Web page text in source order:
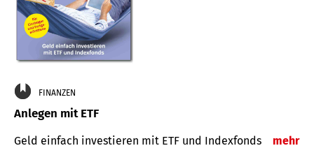
FINANZEN
Anlegen mit ETF
Geld einfach investieren mit ETF und Indexfonds mehr